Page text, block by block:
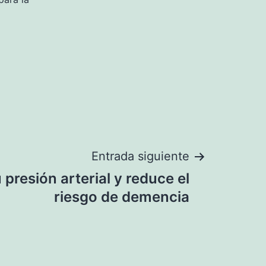
Entrada siguiente
presión arterial y reduce el
riesgo de demencia